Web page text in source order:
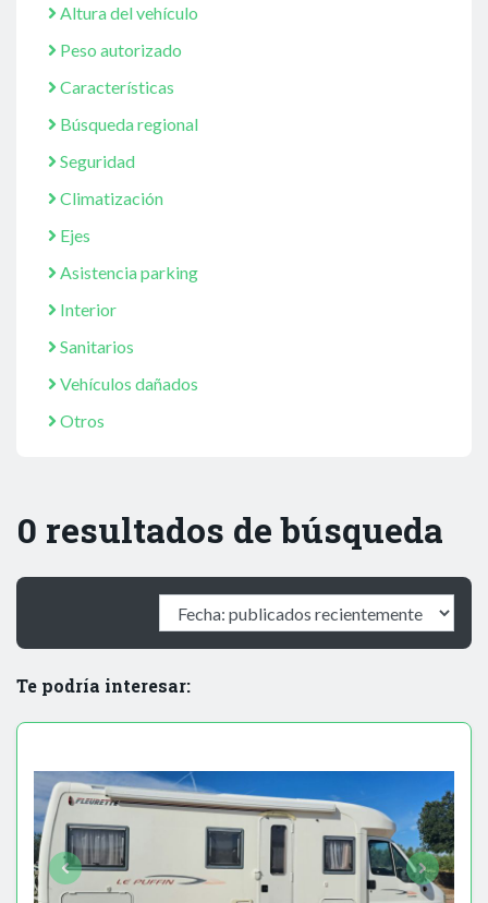
Altura del vehículo
Peso autorizado
Características
Búsqueda regional
Seguridad
Climatización
Ejes
Asistencia parking
Interior
Sanitarios
Vehículos dañados
Otros
0 resultados de búsqueda
Te podría interesar: